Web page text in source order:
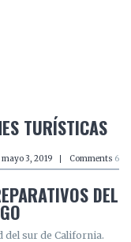
TURÍSTICAS
mayo 3, 2019 Comments 6
DEL
del sur de California.